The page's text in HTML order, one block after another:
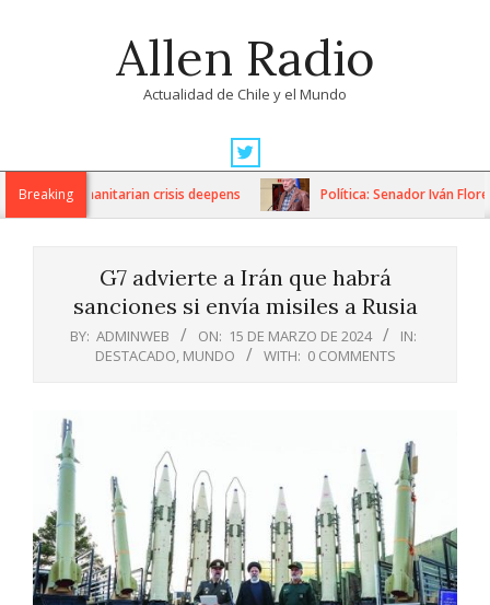
Allen Radio
Actualidad de Chile y el Mundo
Navigation
MenuBreaking
as humanitarian crisis deepens Política: Senador Iván Flores
G7 advierte a Irán que habrá
sanciones si envía misiles a Rusia
BY: ADMINWEB ON: 15 DE MARZO DE 2024
IN:
DESTACADO, MUNDO WITH: 0 COMMENTS